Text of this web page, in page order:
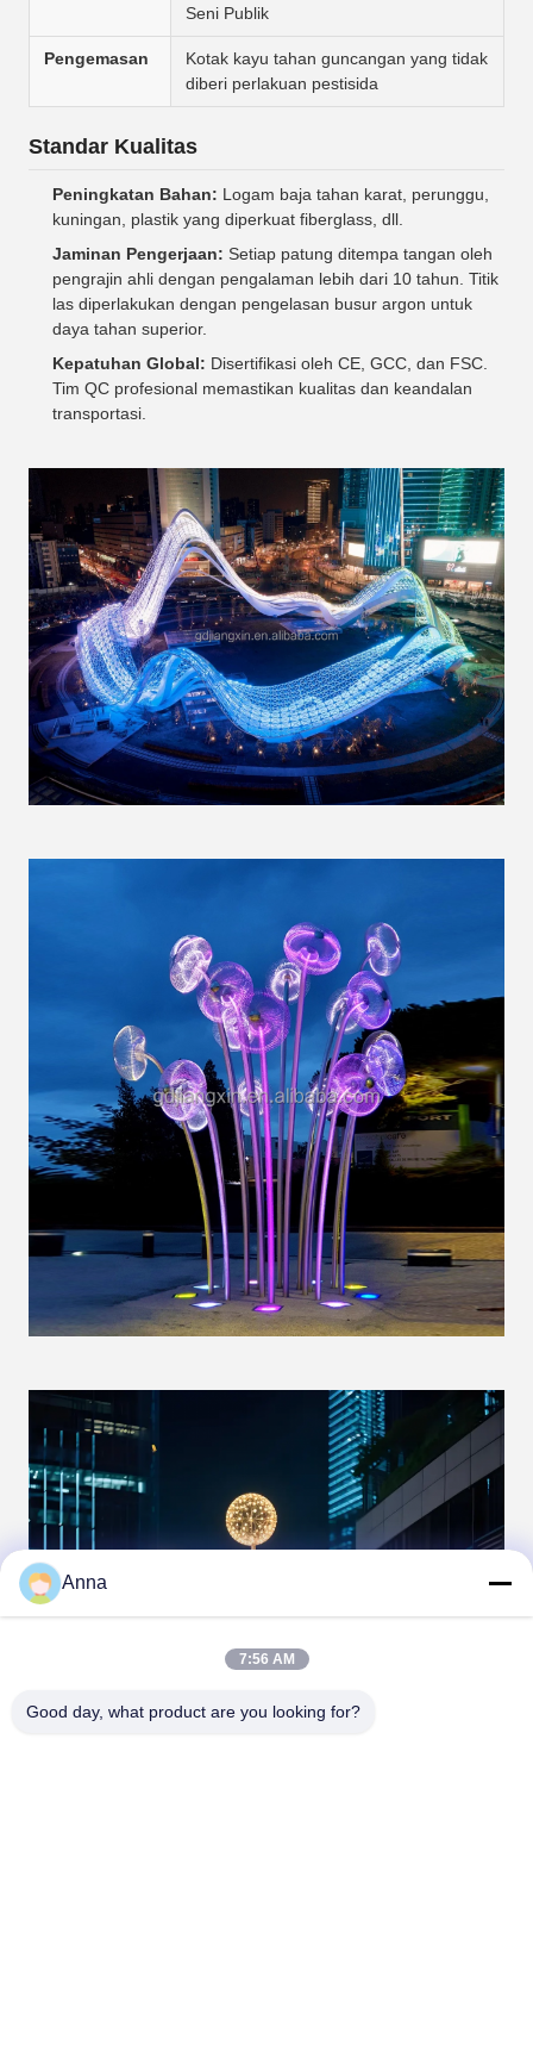
Seni Publik
Pengemasan
Kotak kayu tahan guncangan yang tidak
diberi perlakuan pestisida
Standar Kualitas
Peningkatan Bahan: Logam baja tahan karat, perunggu,
kuningan, plastik yang diperkuat fiberglass, dll.
Jaminan Pengerjaan: Setiap patung ditempa tangan oleh
pengrajin ahli dengan pengalaman lebih dari 10 tahun. Titik
las diperlakukan dengan pengelasan busur argon untuk
daya tahan superior.
Kepatuhan Global: Disertifikasi oleh CE, GCC, dan FSC.
Tim QC profesional memastikan kualitas dan keandalan
transportasi.
Anna
7:56 AM
Good day, what product are you looking for?